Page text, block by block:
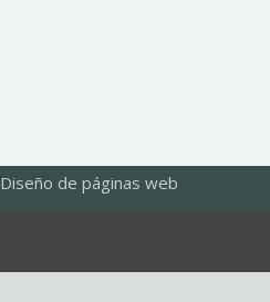
Diseño de páginas web